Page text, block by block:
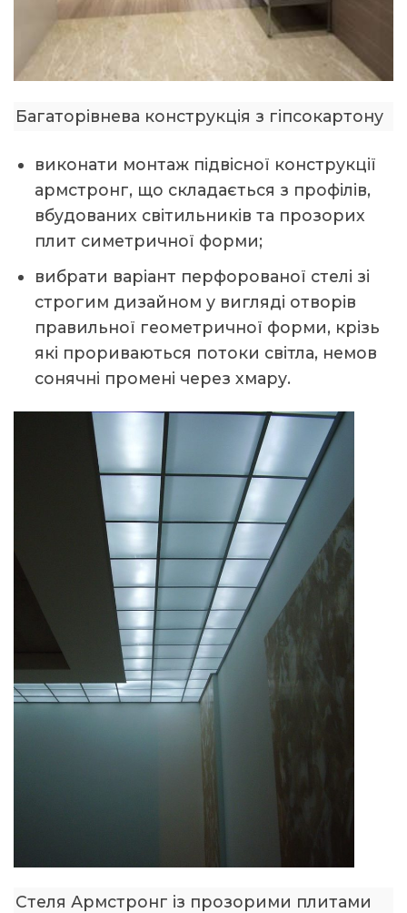
Багаторівнева конструкція з гіпсокартону
виконати монтаж підвісної конструкції
армстронг, що складається з профілів,
вбудованих світильників та прозорих
плит симетричної форми;
вибрати варіант перфорованої стелі зі
строгим дизайном у вигляді отворів
правильної геометричної форми, крізь
які прориваються потоки світла, немов
сонячні промені через хмару.
Стеля Армстронг із прозорими плитами